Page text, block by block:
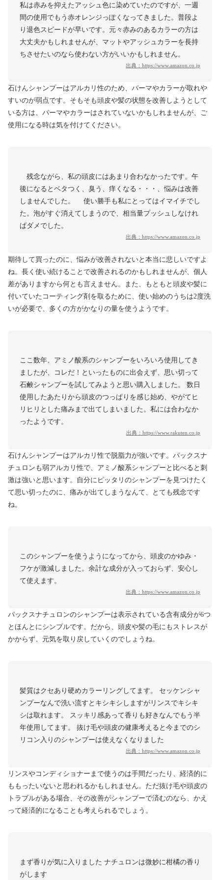
私は赤みを抑えたアッシュ色に染めていたのですが、一週
間の使用でもう赤オレンジっぽくなってきました。普段よ
り退色スピードが早いです。元々赤みのあるカラーの方は
大丈夫かもしれませんが、マットやアッシュカラーを長持
ちさせたいのなら使わない方がいいかもしれません。
出典： https://www.amazon.co.jp
石けんシャンプーはアルカリ性のため、パーマやカラーが取れや
すいのが弱点です。そもそも頭皮や髪の状態を改善しようとして
いる方は、パーマやカラーはされていないかもしれませんが、ご
使用になる時は気を付けてください。
残念ながら、私の頭皮にはあまり合わなかったです。午
後になるとベタつく、臭う、痒くなる・・・、悩みは改善
しませんでした。 使い勝手も私にとってはイマイチでし
た。泡がすぐ消えてしまうので、相当量プッシュしなけれ
ばダメでした。
出典： https://www.amazon.co.jp
期待して買ったのに、悩みが改善されないと本当に悲しいですよ
ね。長く使い続けることで改善されるのかもしれませんが、個人
差がありますから何とも言えません。また、もともと頭皮や髪に
付いていたコーティング剤を取るために、使い始めのうちは2度洗
いが必要で、多くの方がかなりの量を使うようです。
ここ数年、アミノ酸系のシャンプーをいろいろ使用してき
ましたが、コレだ！といったものに出会えず、思い切って
石鹸シャンプーを試してみようと思い購入しました。 数日
使用したあたりから頭皮のつっぱりを感じ始め、やがてヒ
リヒリとした痛みまで出てしまいました。私には合わなか
ったようです。
出典： https://www.rakuten.co.jp
石けんシャンプーはアルカリ性で脱脂力が強いです。パックスナ
チュロンも弱アルカリ性で、アミノ酸系シャンプーと比べると刺
激は強いと思います。自分にピッタリのシャンプーを見つけたく
て思い切ったのに、痛みが出てしまうなんて、とても残念です
ね。
このシャンプーを使うようになってから、頭皮のかゆみ・
フケが激減しました。余計な成分が入っておらず、安心し
て使えます。
出典： https://www.amazon.co.jp
パックスナチュロンのシャンプーは表示されている含有成分が6つ
とほんとにシンプルです。だから、頭皮や髪の毛にもストレスが
かからず、元気を取り戻していくのでしょうね。
髪質はクセあり硬めカラーリングしてます。 セッケンシャ
ンプーなんで洗い流すとキシキシしますがリンスでキシキ
シは取れます。 スッキリ感あって香りも好きなんでもう半
年使用してます。 抜け毛や頭皮の健康考えると今までのシ
リコン入りのシャンプーは使えなくなりました
出典： https://www.amazon.co.jp
リンスやコンディショナーまで使うのは手間だったり、経済的に
ももったいないと思われるかもしれません。ただ抜け毛や頭皮の
トラブルがある場合、その改善がシャンプーで済むのなら、かえ
って経済的になることも考えられるでしょう。
まず香りが気に入りました ナチュロンは微妙に柑橘の香り
がします